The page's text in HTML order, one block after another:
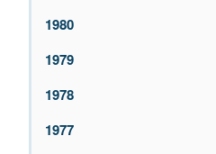
1980
1979
1978
1977